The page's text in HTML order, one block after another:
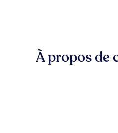
À propos de